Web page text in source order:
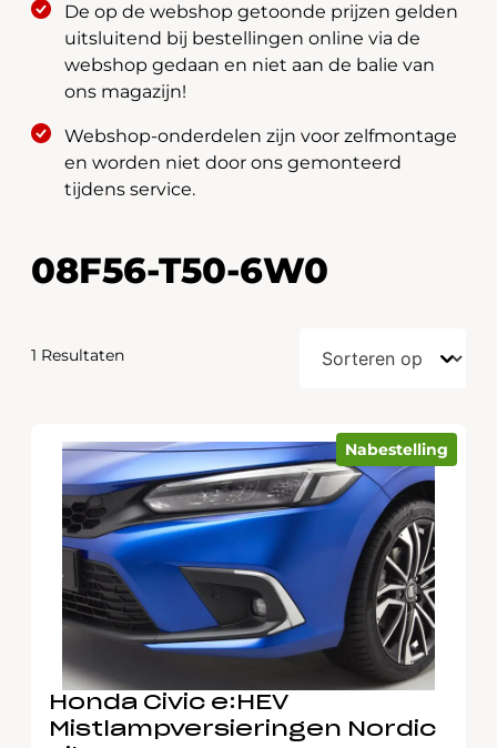
De op de webshop getoonde prijzen gelden
uitsluitend bij bestellingen online via de
webshop gedaan en niet aan de balie van
ons magazijn!
Webshop-onderdelen zijn voor zelfmontage
en worden niet door ons gemonteerd
tijdens service.
08F56-T50-6W0
1 Resultaten
Nabestelling
Honda Civic e:HEV
Mistlampversieringen Nordic